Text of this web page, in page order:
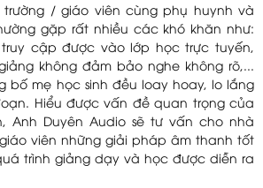
trường / giáo viên cùng phụ huynh và
gặp rất nhiều các khó khăn như:
cập được vào lớp học trực tuyến,
không đảm bảo nghe không rõ,...
bố mẹ học sinh đều loay hoay, lo lắng
Hiểu được vấn đề quan trọng của
Anh Duyên Audio sẽ tư vấn cho nhà
viên những giải pháp âm thanh tốt
trình giảng dạy và học được diễn ra